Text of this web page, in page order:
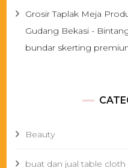
Grosir Taplak Meja
Gudang Bekasi -
bundar skerting
Beauty
buat dan jual table cloth